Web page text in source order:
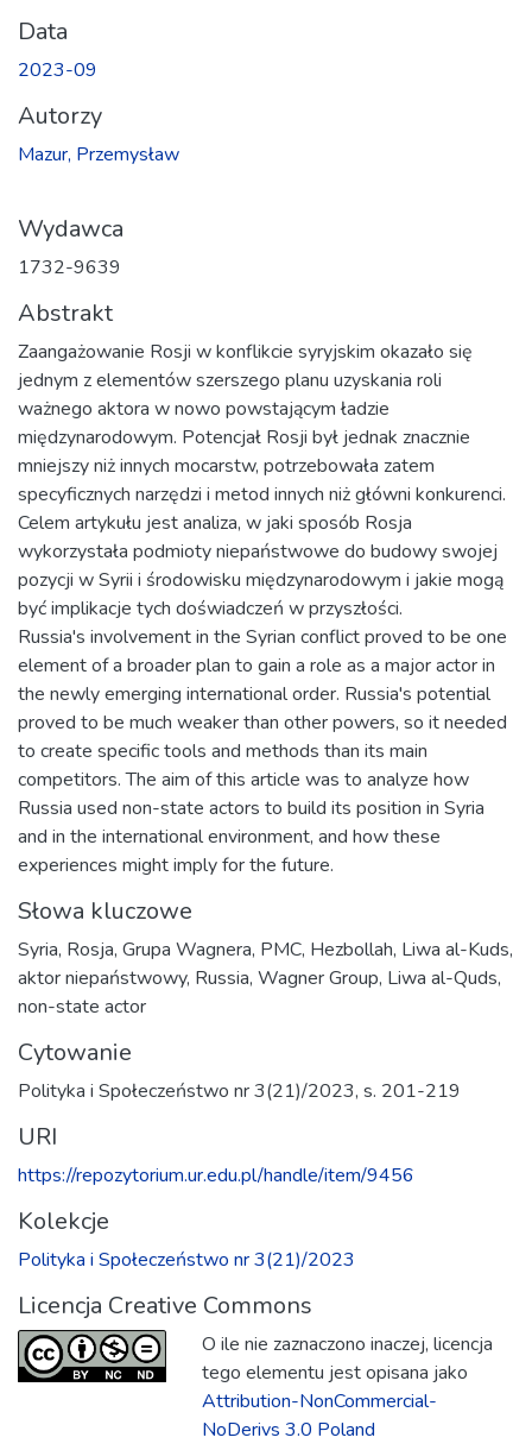
Data
2023-09
Autorzy
Mazur, Przemysław
Wydawca
1732-9639
Abstrakt
Zaangażowanie Rosji w konflikcie syryjskim okazało się
jednym z elementów szerszego planu uzyskania roli
ważnego aktora w nowo powstającym ładzie
międzynarodowym. Potencjał Rosji był jednak znacznie
mniejszy niż innych mocarstw, potrzebowała zatem
specyficznych narzędzi i metod innych niż główni konkurenci.
Celem artykułu jest analiza, w jaki sposób Rosja
wykorzystała podmioty niepaństwowe do budowy swojej
pozycji w Syrii i środowisku międzynarodowym i jakie mogą
być implikacje tych doświadczeń w przyszłości.
Russia's involvement in the Syrian conflict proved to be one
element of a broader plan to gain a role as a major actor in
the newly emerging international order. Russia's potential
proved to be much weaker than other powers, so it needed
to create specific tools and methods than its main
competitors. The aim of this article was to analyze how
Russia used non-state actors to build its position in Syria
and in the international environment, and how these
experiences might imply for the future.
Słowa kluczowe
Syria, Rosja, Grupa Wagnera, PMC, Hezbollah, Liwa al-Kuds,
aktor niepaństwowy, Russia, Wagner Group, Liwa al-Quds,
non-state actor
Cytowanie
Polityka i Społeczeństwo nr 3(21)/2023, s. 201-219
URI
https://repozytorium.ur.edu.pl/handle/item/9456
Kolekcje
Polityka i Społeczeństwo nr 3(21)/2023
Licencja Creative Commons
O ile nie zaznaczono inaczej, licencja
tego elementu jest opisana jako
Attribution-NonCommercial-
NoDerivs 3.0 Poland